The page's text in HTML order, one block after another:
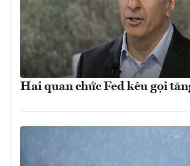
Hai quan chức Fed kêu gọi